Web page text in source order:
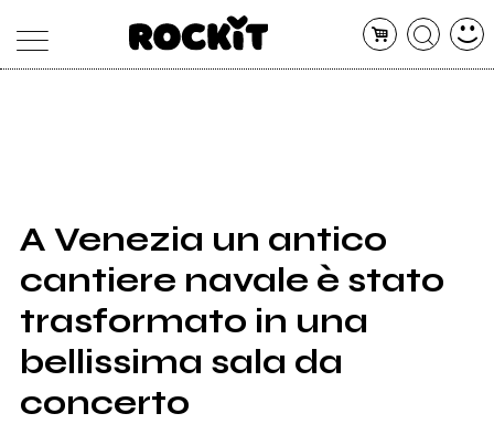
SHOP
RADIO
A Venezia un antico
cantiere navale è stato
trasformato in una
bellissima sala da
concerto